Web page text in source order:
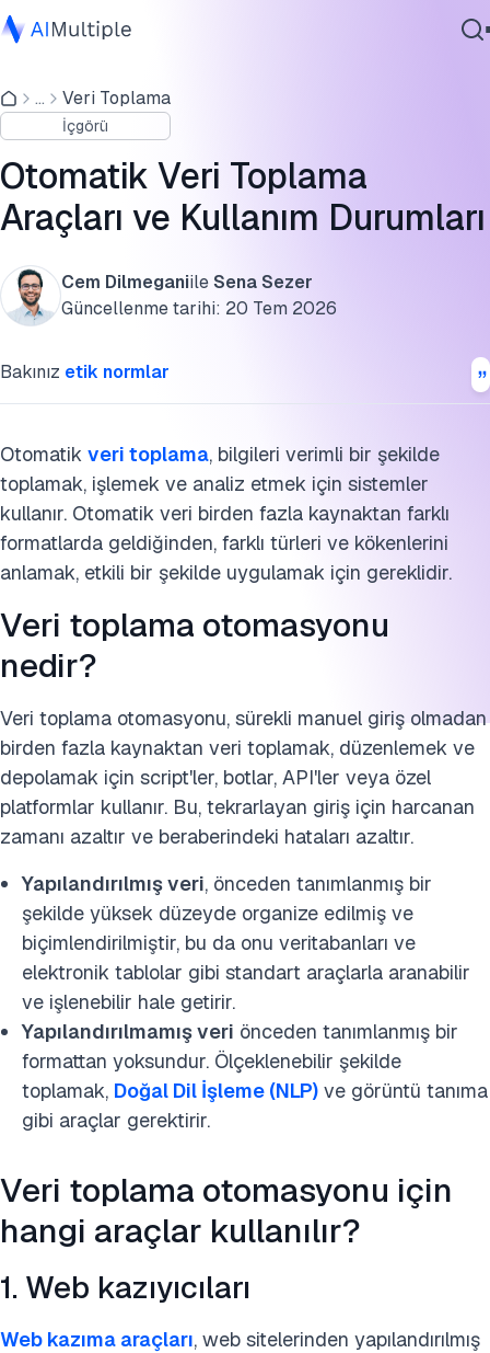
Ajanik Yapay Zeka
Siber güvenlik
Veri
Kurumsal Yazılım
Hizmetler
... Veri Toplama
İçgörü
Otomatik Veri Toplama
Araçları ve Kullanım Durumları
Cem DilmeganiileSena Sezer
Güncellenme tarihi: 20 Tem 2026
Bakınız etik normlar
Otomatik veri toplama, bilgileri verimli bir şekilde
toplamak, işlemek ve analiz etmek için sistemler
kullanır. Otomatik veri birden fazla kaynaktan farklı
formatlarda geldiğinden, farklı türleri ve kökenlerini
anlamak, etkili bir şekilde uygulamak için gereklidir.
Veri toplama otomasyonu
nedir?
Veri toplama otomasyonu, sürekli manuel giriş olmadan
birden fazla kaynaktan veri toplamak, düzenlemek ve
depolamak için script'ler, botlar, API'ler veya özel
platformlar kullanır. Bu, tekrarlayan giriş için harcanan
zamanı azaltır ve beraberindeki hataları azaltır.
Yapılandırılmış veri, önceden tanımlanmış bir
şekilde yüksek düzeyde organize edilmiş ve
biçimlendirilmiştir, bu da onu veritabanları ve
elektronik tablolar gibi standart araçlarla aranabilir
ve işlenebilir hale getirir.
Yapılandırılmamış veri önceden tanımlanmış bir
formattan yoksundur. Ölçeklenebilir şekilde
toplamak, Doğal Dil İşleme (NLP) ve görüntü tanıma
gibi araçlar gerektirir.
Veri toplama otomasyonu için
hangi araçlar kullanılır?
1. Web kazıyıcıları
Web kazıma araçları, web sitelerinden yapılandırılmış
Veri toplama otomasyonu için hangi araçlar kullanılır?
kullanım durumları
Bu araştırmayı kaynak gösterin